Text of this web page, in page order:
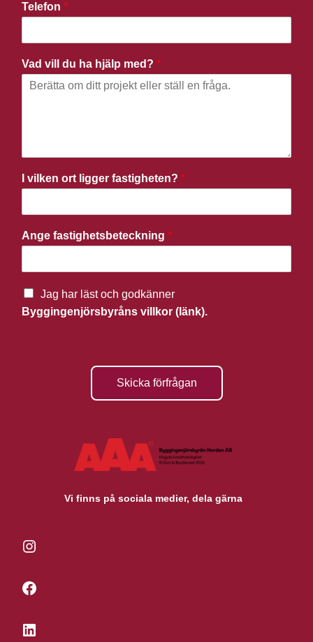
Telefon *
Vad vill du ha hjälp med? *
I vilken ort ligger fastigheten? *
Ange fastighetsbeteckning *
Jag har läst och godkänner
Byggingenjörsbyråns villkor (länk).
Skicka förfrågan
Vi finns på sociala medier, dela gärna
Instagram
Facebook
LinkedIn